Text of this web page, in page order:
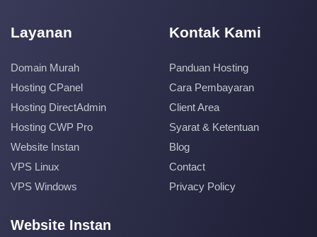
Layanan
Domain Murah
Hosting CPanel
Hosting DirectAdmin
Hosting CWP Pro
Website Instan
VPS Linux
VPS Windows
Kontak Kami
Panduan Hosting
Cara Pembayaran
Client Area
Syarat & Ketentuan
Blog
Contact
Privacy Policy
Website Instan